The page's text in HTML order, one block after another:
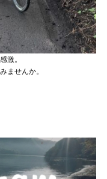
激。
ませんか。